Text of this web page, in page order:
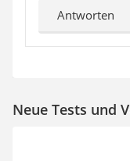
Antworten
Neue Tests und